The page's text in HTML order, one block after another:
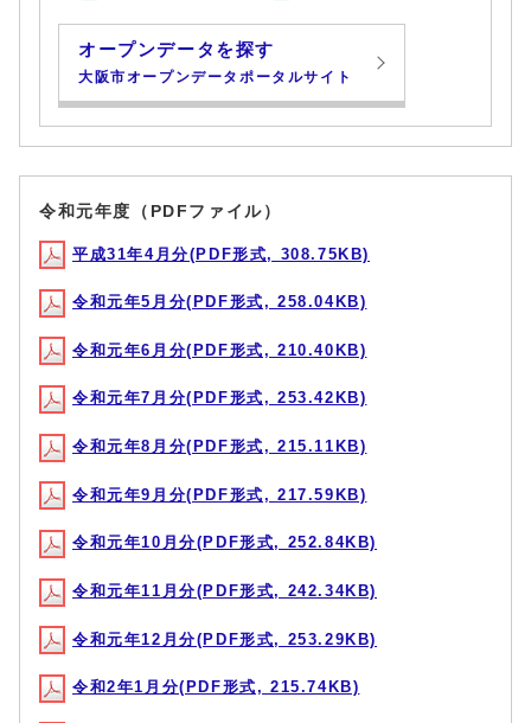
オープンデータを探す
大阪市オープンデータポータルサイト
令和元年度（PDFファイル）
平成31年4月分(PDF形式, 308.75KB)
令和元年5月分(PDF形式, 258.04KB)
令和元年6月分(PDF形式, 210.40KB)
令和元年7月分(PDF形式, 253.42KB)
令和元年8月分(PDF形式, 215.11KB)
令和元年9月分(PDF形式, 217.59KB)
令和元年10月分(PDF形式, 252.84KB)
令和元年11月分(PDF形式, 242.34KB)
令和元年12月分(PDF形式, 253.29KB)
令和2年1月分(PDF形式, 215.74KB)